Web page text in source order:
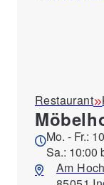
Restaurant
Mo. - Fr.:
Sa.: 10:00
Am